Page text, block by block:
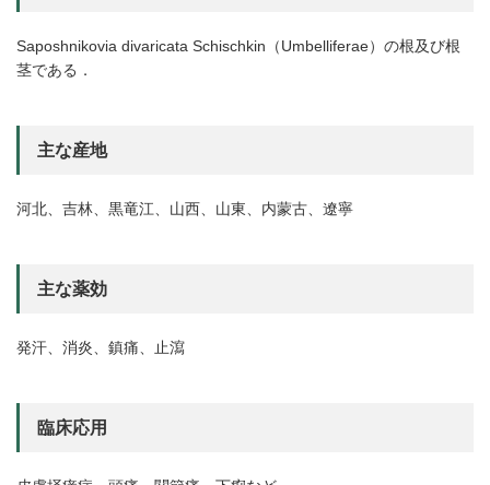
Saposhnikovia divaricata Schischkin（Umbelliferae）の根及び根
茎である．
主な産地
河北、吉林、黒竜江、山西、山東、内蒙古、遼寧
主な薬効
発汗、消炎、鎮痛、止瀉
臨床応用